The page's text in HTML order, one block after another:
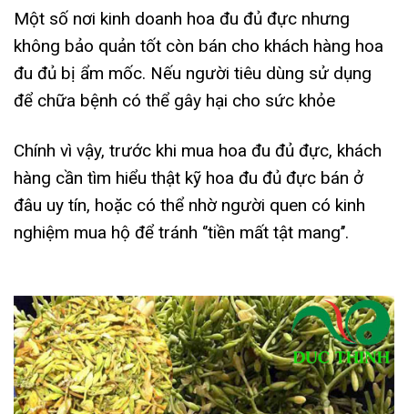
Một số nơi kinh doanh hoa đu đủ đực nhưng
không bảo quản tốt còn bán cho khách hàng hoa
đu đủ bị ẩm mốc. Nếu người tiêu dùng sử dụng
để chữa bệnh có thể gây hại cho sức khỏe
Chính vì vậy, trước khi mua hoa đu đủ đực, khách
hàng cần tìm hiểu thật kỹ hoa đu đủ đực bán ở
đâu uy tín, hoặc có thể nhờ người quen có kinh
nghiệm mua hộ để tránh ‘’tiền mất tật mang’’.